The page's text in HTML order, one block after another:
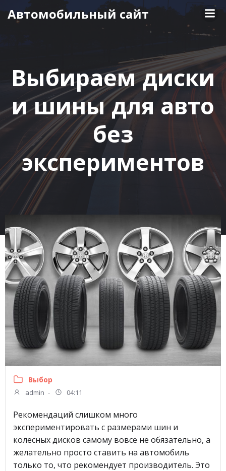
Перейти
к
содержимому
Автомобильный сайт
Выбираем диски
и шины для авто
без
экспериментов
Выбор
admin - 04:11
Рекомендаций слишком много
экспериментировать с размерами шин и
колесных дисков самому вовсе не обязательно, а
желательно просто ставить на автомобиль
только то, что рекомендует производитель. Это